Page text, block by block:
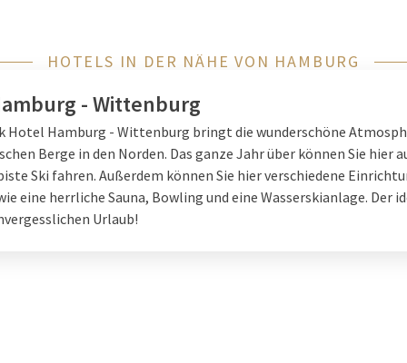
Einblick in Hamburgs
Kunsthalle ein Muss. Das
Kunstsammlungen
zu zeitgenössischen Werken
bietet Hamburg auch
im Herzen der Stadt
perfekt für
HOTELS IN DER NÄHE VON HAMBURG
- Wittenburg
Hotel Hamburg - Wittenburg bringt die wunderschöne
Berge in den Norden. Das ganze Jahr über können Sie hier
Ski fahren. Außerdem können Sie hier verschiedene
eine herrliche Sauna, Bowling und eine Wasserskianlage. Der
Urlaub!